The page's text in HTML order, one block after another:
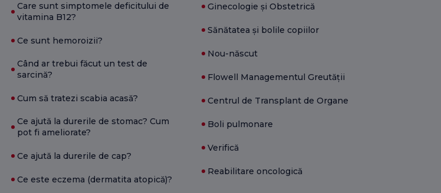
Care sunt simptomele deficitului de
vitamina B12?
Ce sunt hemoroizii?
Când ar trebui făcut un test de
sarcină?
Cum să tratezi scabia acasă?
Ce ajută la durerile de stomac? Cum
pot fi ameliorate?
Ce ajută la durerile de cap?
Ce este eczema (dermatita atopică)?
Ginecologie și Obstetrică
Sănătatea și bolile copiilor
Nou-născut
Flowell Managementul Greutății
Centrul de Transplant de Organe
Boli pulmonare
Verifică
Reabilitare oncologică